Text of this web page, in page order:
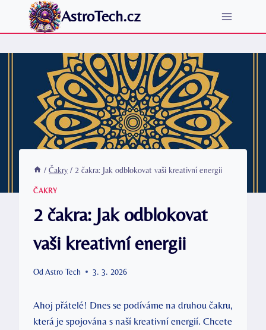
Přeskočit
AstroTech.cz
/ Čakry / 2 čakra: Jak odblokovat vaši kreativní energii
ČAKRY
2 čakra: Jak odblokovat
vaši kreativní energii
Od Astro Tech 3. 3. 2026
Ahoj ⁤přátelé! Dnes se podíváme​ na druhou čakru,
která je spojována s naší kreativní energií. Chcete⁤